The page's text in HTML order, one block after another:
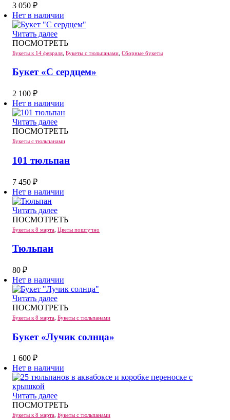
3 050 ₽
Нет в наличии
Читать далее
ПОСМОТРЕТЬ
Букеты к 14 февраля Букеты с тюльпанами Сборные букеты
Букет «С сердцем»
2 100 ₽
Нет в наличии
Читать далее
ПОСМОТРЕТЬ
Букеты с тюльпанами
101 тюльпан
7 450 ₽
Нет в наличии
Читать далее
ПОСМОТРЕТЬ
Букеты к 8 марта Цветы поштучно
Тюльпан
80 ₽
Нет в наличии
Читать далее
ПОСМОТРЕТЬ
Букеты к 8 марта Букеты с тюльпанами
Букет «Лучик солнца»
1 600 ₽
Нет в наличии
Читать далее
ПОСМОТРЕТЬ
Букеты к 8 марта, Букеты с тюльпанами